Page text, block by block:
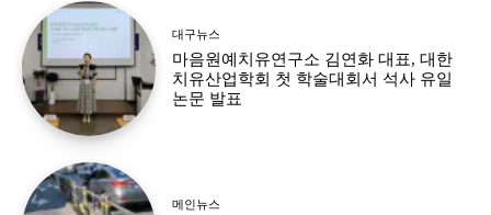
대구뉴스
마음원예치유연구소 김연화 대표, 대한
치유산업학회 첫 학술대회서 석사 유일
논문 발표
메인뉴스